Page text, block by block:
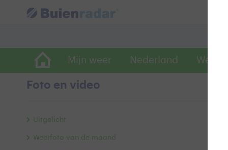
Mijn weer Nederland
Foto en video
Uitgelicht
Weerfoto van de maand